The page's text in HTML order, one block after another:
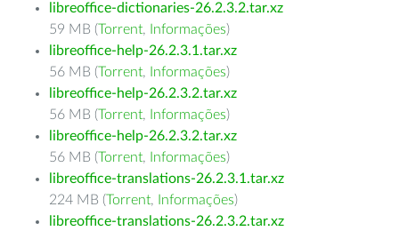
libreoffice-dictionaries-26.2.3.2.tar.xz
59 MB (Torrent, Informações)
libreoffice-help-26.2.3.1.tar.xz
56 MB (Torrent, Informações)
libreoffice-help-26.2.3.2.tar.xz
56 MB (Torrent, Informações)
libreoffice-help-26.2.3.2.tar.xz
56 MB (Torrent, Informações)
libreoffice-translations-26.2.3.1.tar.xz
224 MB (Torrent, Informações)
libreoffice-translations-26.2.3.2.tar.xz